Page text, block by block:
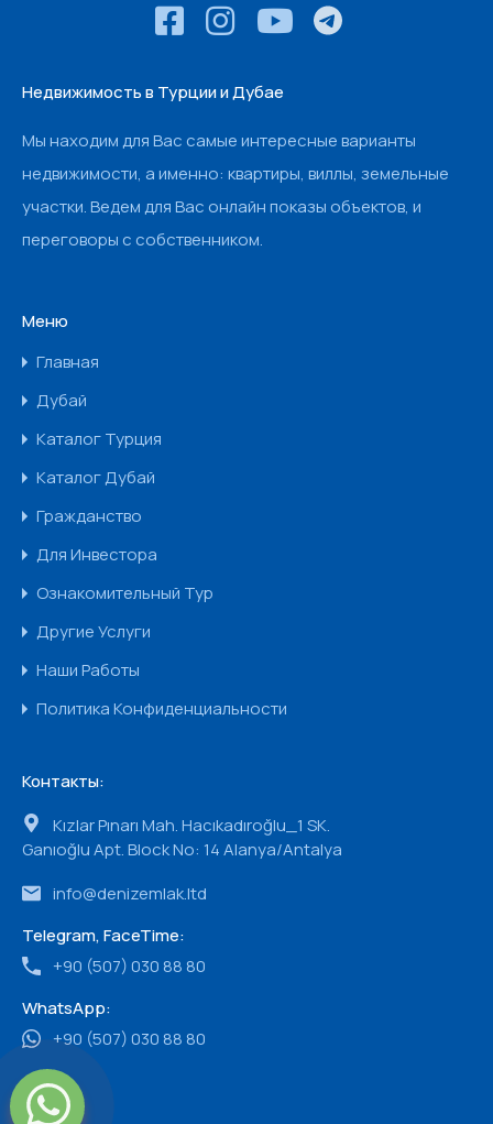
Недвижимость в Турции и Дубае
Мы находим для Вас самые интересные варианты
недвижимости, а именно: квартиры, виллы, земельные
участки. Ведем для Вас онлайн показы объектов, и
переговоры с собственником.
Меню
Главная
Дубай
Каталог Турция
Каталог Дубай
Гражданство
Для Инвестора
Ознакомительный Тур
Другие Услуги
Наши Работы
Политика Конфиденциальности
Контакты:
Kızlar Pınarı Mah. Hacıkadıroğlu_1 SK.
Ganıoğlu Apt. Block No: 14 Alanya/Antalya
info@denizemlak.ltd
Telegram, FaceTime:
+90 (507) 030 88 80
WhatsApp:
+90 (507) 030 88 80